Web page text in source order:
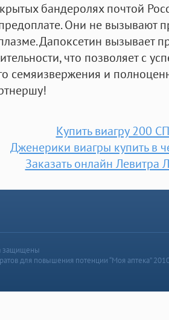
бандеролях почтой
Они не вызывают
Дапоксетин вызывает
что позволяет с
семяизвержения и
Купить виагру 200
Дженерики виагры купить в
Заказать онлайн Левитра
защищены
для повышения потенции “Моя аптека”